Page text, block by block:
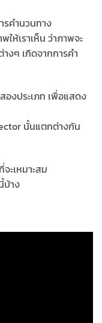
คำนวนทาง
ห้เราเห็น ว่าภาพจะ
างๆ เกิดจากการคำ
องประเภท เพื่อแสดง
นั้นแตกต่างกัน
ะเหมาะสม
บ้าง